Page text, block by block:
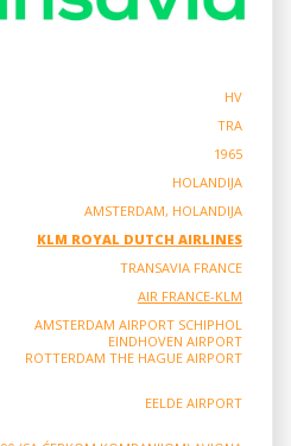
HV
TRA
1965
HOLANDIJA
AMSTERDAM, HOLANDIJA
KLM ROYAL DUTCH AIRLINES
TRANSAVIA FRANCE
AIR FRANCE-KLM
AMSTERDAM AIRPORT SCHIPHOL
EINDHOVEN AIRPORT
ROTTERDAM THE HAGUE AIRPORT
EELDE AIRPORT